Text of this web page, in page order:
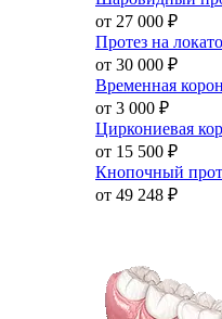
от 27 000 ₽
Протез на
от 30 000 ₽
Временная
от 3 000 ₽
Циркониевая
от 15 500 ₽
Кнопочный
от 49 248 ₽